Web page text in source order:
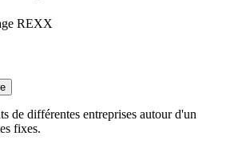
REXX
de différentes entreprises autour d'un
fixes.